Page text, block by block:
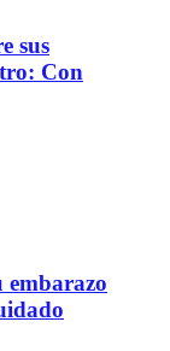
sus
Con
embarazo